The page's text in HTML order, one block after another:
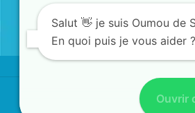
©SEDISHOME 2026 - TOUS
Salut 👋 je suis Oumou de
En quoi puis je vous aider ?
Ouvrir